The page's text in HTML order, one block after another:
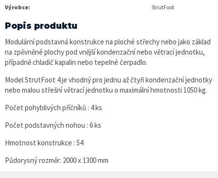
Výrobce: StrutFoot
Popis produktu
Modulární podstavná konstrukce na ploché střechy nebo jako základ
na zpěvněné plochy pod vnější kondenzační nebo větrací jednotku,
případně chladič kapalin nebo tepelné čerpadlo.
Model StrutFoot 4 je vhodný pro jednu až čtyři kondenzační jednotky
nebo malou střešní větrací jednotku o maximální hmotnosti 1050 kg.
Počet pohyblivých příčníků : 4 ks
Počet podstavných nohou : 6 ks
Hmotnost konstrukce : 54
Půdorysný rozměr: 2000 x 1300 mm